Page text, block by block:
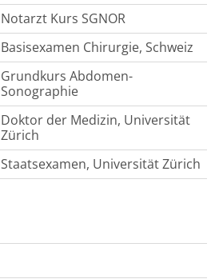
Notarzt Kurs SGNOR
Basisexamen Chirurgie, Schweiz
Grundkurs Abdomen-
Sonographie
Doktor der Medizin, Universität
Zürich
Staatsexamen, Universität Zürich